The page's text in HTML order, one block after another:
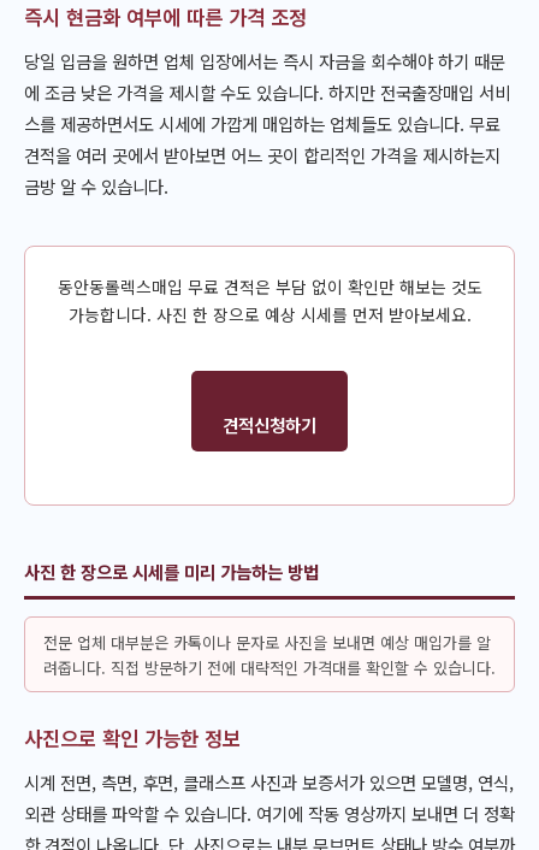
즉시 현금화 여부에 따른 가격 조정
당일 입금을 원하면 업체 입장에서는 즉시 자금을 회수해야 하기 때문
에 조금 낮은 가격을 제시할 수도 있습니다. 하지만 전국출장매입 서비
스를 제공하면서도 시세에 가깝게 매입하는 업체들도 있습니다. 무료
견적을 여러 곳에서 받아보면 어느 곳이 합리적인 가격을 제시하는지
금방 알 수 있습니다.
동안동롤렉스매입 무료 견적은 부담 없이 확인만 해보는 것도
가능합니다. 사진 한 장으로 예상 시세를 먼저 받아보세요.
견적신청하기
사진 한 장으로 시세를 미리 가늠하는 방법
전문 업체 대부분은 카톡이나 문자로 사진을 보내면 예상 매입가를 알
려줍니다. 직접 방문하기 전에 대략적인 가격대를 확인할 수 있습니다.
사진으로 확인 가능한 정보
시계 전면, 측면, 후면, 클래스프 사진과 보증서가 있으면 모델명, 연식,
외관 상태를 파악할 수 있습니다. 여기에 작동 영상까지 보내면 더 정확
한 견적이 나옵니다. 단, 사진으로는 내부 무브먼트 상태나 방수 여부까